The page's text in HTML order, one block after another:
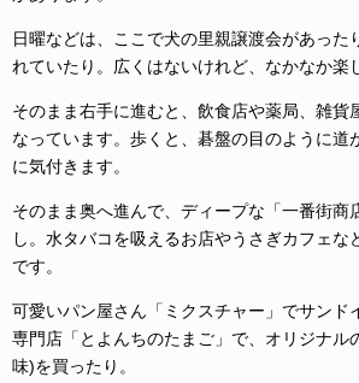
日曜などは、ここで犬の里親譲渡会があった
れていたり。広くはないけれど、なかなか楽
そのまま右手に進むと、飲食店や薬局、雑貨
なっています。歩くと、碁盤の目のように道
に気付きます。
そのまま奥へ進んで、ディープな「一番街商
し。水タバコを吸えるお店やうさぎカフェな
です。
可愛いパン屋さん「ミクスチャー」でサンド
専門店「とよんちのたまご」で、オリジナル
味)を買ったり。